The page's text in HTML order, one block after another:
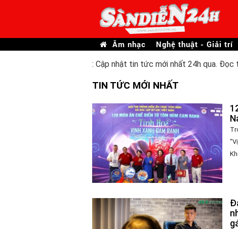
Âm nhạc Nghệ thuật - Giải trí
: Cập nhật tin tức mới nhất 24h qua. Đọc
TIN TỨC MỚI NHẤT